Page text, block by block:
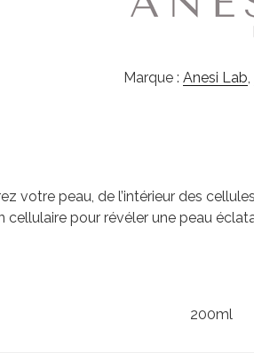
Marque : Anesi Lab,
votre peau, de l’intérieur des
pour révéler une peau
200ml